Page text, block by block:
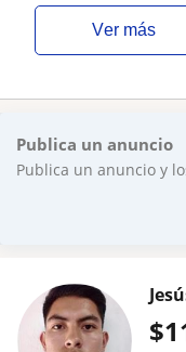
ver más
Publica un anuncio
Publica un anuncio y
$